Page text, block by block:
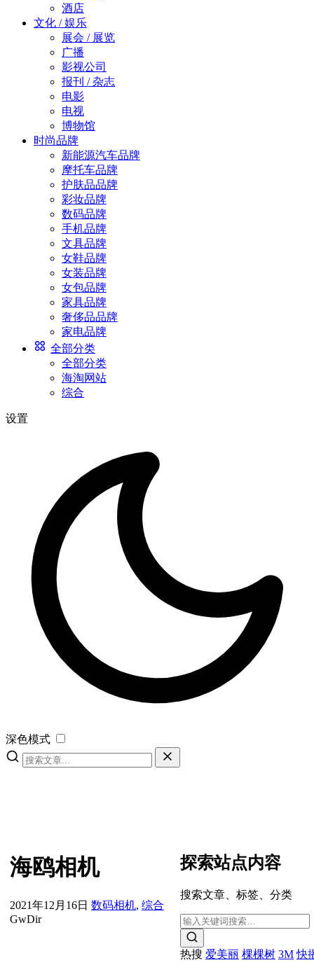
酒店
文化 / 娱乐
展会 / 展览
广播
影视公司
报刊 / 杂志
电影
电视
博物馆
时尚品牌
新能源汽车品牌
摩托车品牌
护肤品品牌
彩妆品牌
数码品牌
手机品牌
文具品牌
女鞋品牌
女装品牌
女包品牌
家具品牌
奢侈品品牌
家电品牌
全部分类
全部分类
海淘网站
综合
设置
深色模式
海鸥相机
2021年12月16日 数码相机, 综合
GwDir
探索站点内容
搜索文章、标签、分类
热搜 爱美丽 棵棵树 3M 快